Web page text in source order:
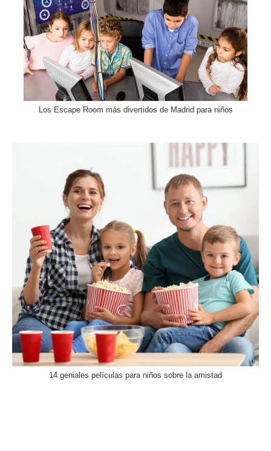
Los Escape Room más divertidos de Madrid para niños
14 geniales películas para niños sobre la amistad